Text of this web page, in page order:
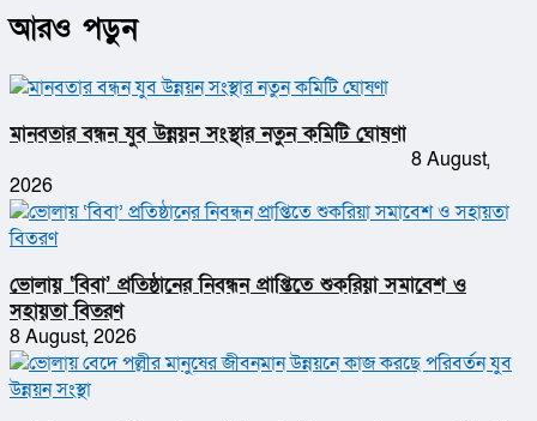
আরও পড়ুন
মানবতার বন্ধন যুব উন্নয়ন সংস্থার নতুন কমিটি ঘোষণা
8 August,
2026
ভোলায় ‘বিবা’ প্রতিষ্ঠানের নিবন্ধন প্রাপ্তিতে শুকরিয়া সমাবেশ ও
সহায়তা বিতরণ
8 August, 2026